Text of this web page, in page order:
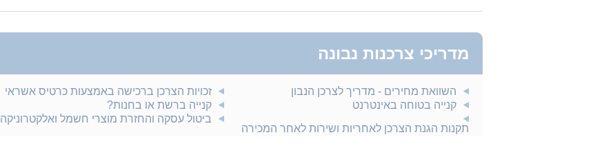
מדריכי צרכנות נבונה
השוואת מחירים - מדריך לצרכן הנבון
קנייה בטוחה באינטרנט
תקנות הגנת הצרכן לאחריות ושירות לאחר המכירה
זכויות הצרכן ברכישה באמצעות כרטיס אשראי
קנייה ברשת או בחנות?
ביטול עסקה והחזרת מוצרי חשמל ואלקטרוניקה